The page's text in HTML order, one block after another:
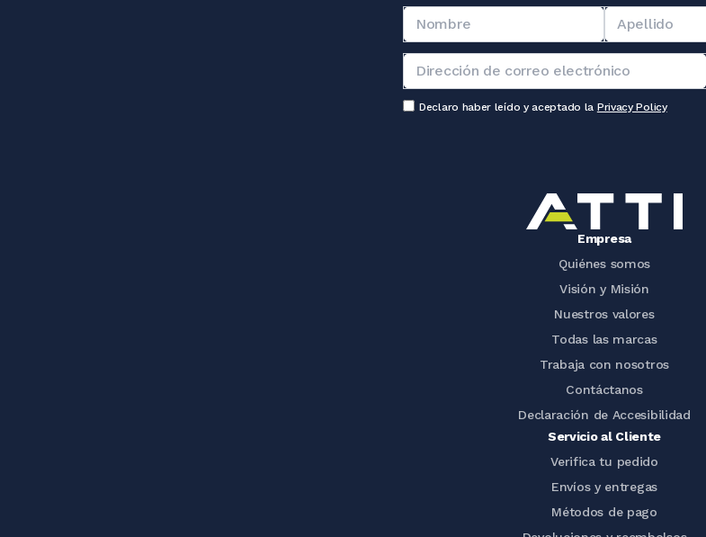
Declaro haber leído y aceptado la Privacy Policy
Empresa
Quiénes somos
Visión y Misión
Nuestros valores
Todas las marcas
Trabaja con nosotros
Contáctanos
Declaración de Accesibilidad
Servicio al Cliente
Verifica tu pedido
Envíos y entregas
Métodos de pago